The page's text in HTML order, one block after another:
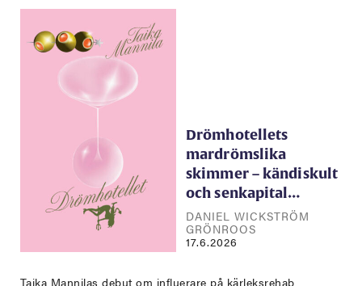
Drömhotellets
mardrömslika
skimmer – kändiskult
och senkapital…
DANIEL WICKSTRÖM
GRÖNROOS
17.6.2026
Taika Mannilas debut om influerare på kärleksrehab